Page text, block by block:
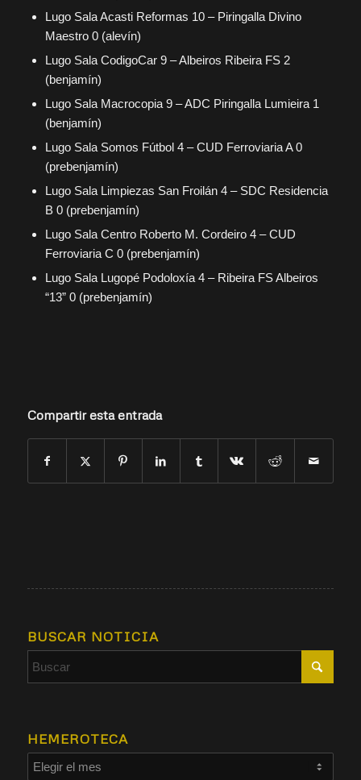
Lugo Sala Acasti Reformas 10 – Piringalla Divino
Maestro 0 (alevín)
Lugo Sala CodigoCar 9 – Albeiros Ribeira FS 2
(benjamín)
Lugo Sala Macrocopia 9 – ADC Piringalla Lumieira 1
(benjamín)
Lugo Sala Somos Fútbol 4 – CUD Ferroviaria A 0
(prebenjamín)
Lugo Sala Limpiezas San Froilán 4 – SDC Residencia
B 0 (prebenjamín)
Lugo Sala Centro Roberto M. Cordeiro 4 – CUD
Ferroviaria C 0 (prebenjamín)
Lugo Sala Lugopé Podoloxía 4 – Ribeira FS Albeiros
“13” 0 (prebenjamín)
Compartir esta entrada
BUSCAR NOTICIA
HEMEROTECA